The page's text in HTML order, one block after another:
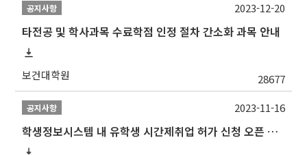
공지사항
타전공 및 학사과목 수료학점 인정 절차 간소화 과목 안내
보건대학원 28677
2023-12-20
공지사항
학생정보시스템 내 유학생 시간제취업 허가 신청 오픈 안내
2023-11-16